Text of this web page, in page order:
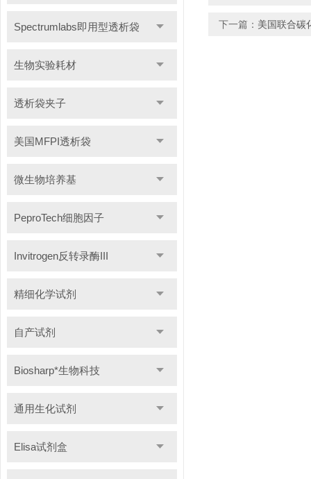
Spectrumlabs即用型透析袋
生物实验耗材
透析袋夹子
美国MFPI透析袋
微生物培养基
PeproTech细胞因子
Invitrogen反转录酶III
精细化学试剂
自产试剂
Biosharp*生物科技
通用生化试剂
Elisa试剂盒
下一篇： 美国联合碳